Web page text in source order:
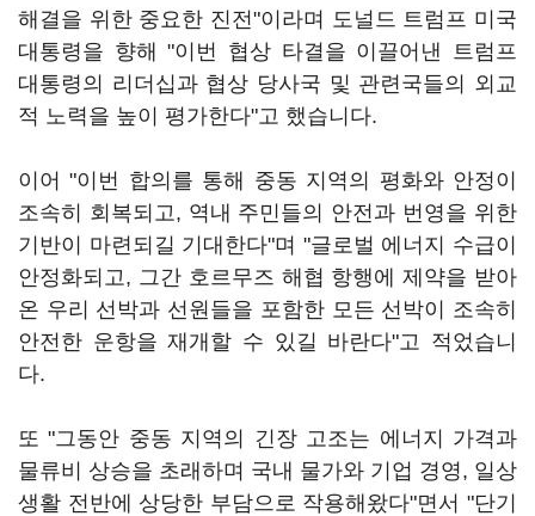
해결을 위한 중요한 진전"이라며 도널드 트럼프 미국
대통령을 향해 "이번 협상 타결을 이끌어낸 트럼프
대통령의 리더십과 협상 당사국 및 관련국들의 외교
적 노력을 높이 평가한다"고 했습니다.
이어 "이번 합의를 통해 중동 지역의 평화와 안정이
조속히 회복되고, 역내 주민들의 안전과 번영을 위한
기반이 마련되길 기대한다"며 "글로벌 에너지 수급이
안정화되고, 그간 호르무즈 해협 항행에 제약을 받아
온 우리 선박과 선원들을 포함한 모든 선박이 조속히
안전한 운항을 재개할 수 있길 바란다"고 적었습니
다.
또 "그동안 중동 지역의 긴장 고조는 에너지 가격과
물류비 상승을 초래하며 국내 물가와 기업 경영, 일상
생활 전반에 상당한 부담으로 작용해왔다"면서 "단기